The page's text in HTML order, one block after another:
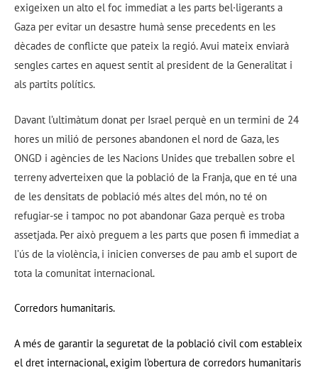
exigeixen un alto el foc immediat a les parts bel·ligerants a
Gaza per evitar un desastre humà sense precedents en les
dècades de conflicte que pateix la regió. Avui mateix enviarà
sengles cartes en aquest sentit al president de la Generalitat i
als partits polítics.
Davant l’ultimàtum donat per Israel perquè en un termini de 24
hores un milió de persones abandonen el nord de Gaza, les
ONGD i agències de les Nacions Unides que treballen sobre el
terreny adverteixen que la població de la Franja, que en té una
de les densitats de població més altes del món, no té on
refugiar-se i tampoc no pot abandonar Gaza perquè es troba
assetjada. Per això preguem a les parts que posen fi immediat a
l’ús de la violència, i inicien converses de pau amb el suport de
tota la comunitat internacional.
Corredors humanitaris.
A més de garantir la seguretat de la població civil com estableix
el dret internacional, exigim l’obertura de corredors humanitaris